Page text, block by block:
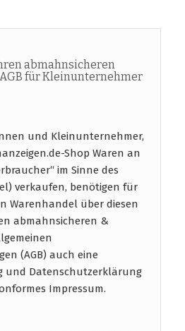
abmahnsicheren
für Kleinunternehmer
und Kleinunternehmer,
Shop Waren an
im Sinne des
verkaufen, benötigen für
Warenhandel über diesen
abmahnsicheren &
(AGB) auch eine
und Datenschutzerklärung
Impressum.